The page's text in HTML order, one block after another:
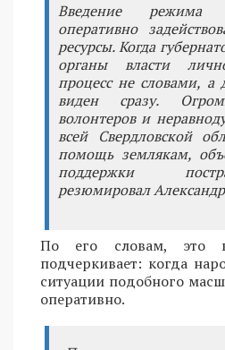
Введение режима
оперативно
ресурсы. Когда
органы власти
процесс не словами, а
виден сразу.
волонтеров и
всей Свердловской
помощь землякам,
поддержки
резюмировал
По его словам, это
подчеркивает: когда
ситуации подобного
оперативно.